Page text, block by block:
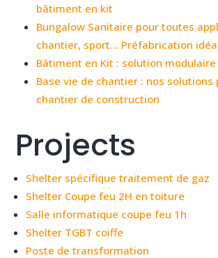
bâtiment en kit
Bungalow Sanitaire pour toutes
chantier, sport… Préfabrication
Bâtiment en Kit : solution modulaire
Base vie de chantier : nos solutions
chantier de construction
Projects
Shelter spécifique traitement de gaz
Shelter Coupe feu 2H en toiture
Salle informatique coupe feu 1h
Shelter TGBT coiffe
Poste de transformation